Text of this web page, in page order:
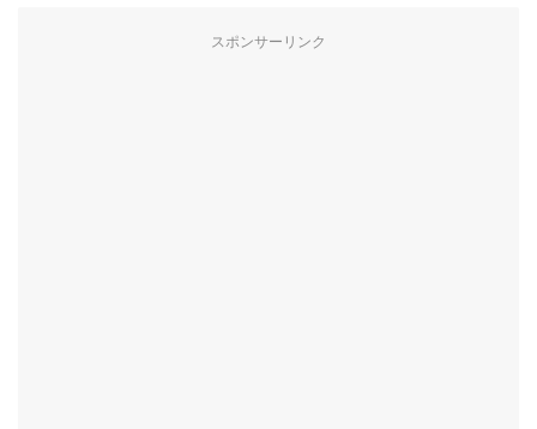
スポンサーリンク